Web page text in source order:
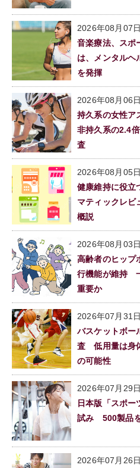
2026年08月07日
音楽療法、スポ
は、メンタルヘ
を発揮
2026年08月06日
持久系の女性
非持久系の2.4
査
2026年08月05日
健康維持に役立
マティックレビ
概説
2026年08月03日
高齢者のヒップ
行機能が維持
重要か
2026年07月31日
バスケットボー
査 低用量は身
の可能性
2026年07月29日
日本版「スポ
試み 500製品
2026年07月26日